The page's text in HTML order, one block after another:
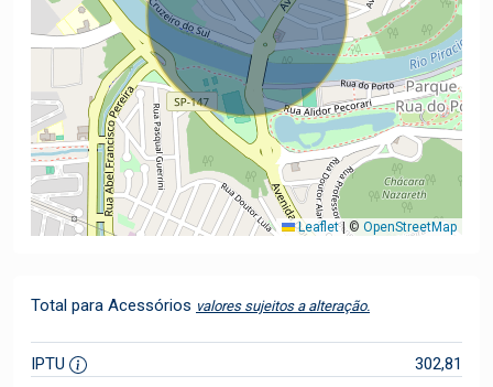
Leaflet |© OpenStreetMap
Total para Acessórios valores sujeitos a alteração.
IPTU
302,81